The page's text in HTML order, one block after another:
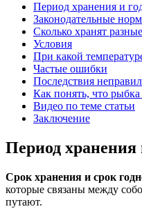
Период хранения и
Законодательные
Сколько хранят
Условия
При какой
Частые ошибки
Последствия
Как понять, что рыбка
Видео по теме статьи
Заключение
Период хранения
Срок хранения и срок
которые связаны между
путают.